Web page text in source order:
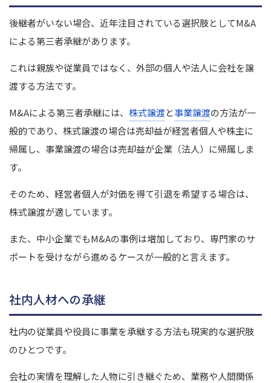
後継者がいない場合、近年注目されている選択肢としてM&A
による第三者承継があります。
これは親族や従業員ではなく、外部の個人や法人に会社を譲
渡する方法です。
M&Aによる第三者承継には、 株式譲渡と事業譲渡の方法が一
般的であり、株式譲渡の場合は売却益が経営者個人や株主に
帰属し、事業譲渡の場合は売却益が企業（法人）に帰属しま
す。
そのため、経営者個人が対価を得て引退を希望する場合は、
株式譲渡が適しています。
また、中小企業でもM&Aの事例は増加しており、専門家のサ
ポートを受けながら進めるケースが一般的と言えます。
社内人材への承継
社内の従業員や役員に事業を承継する方法も現実的な選択肢
のひとつです。
会社の実情を理解した人物に引き継ぐため、業務や人間関係